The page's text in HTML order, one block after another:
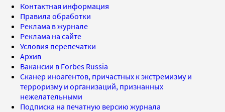
Контактная информация
Правила обработки
Реклама в журнале
Реклама на сайте
Условия перепечатки
Архив
Вакансии в Forbes Russia
Сканер иноагентов, причастных к экстремизму и
терроризму и организаций, признанных
нежелательными
Подписка на печатную версию журнала